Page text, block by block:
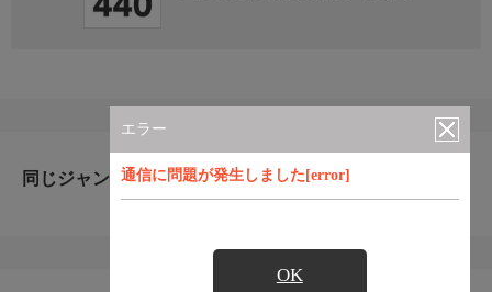
エラー
通信に問題が発生しました[error]
OK
同じジャンルのおすすめ番組